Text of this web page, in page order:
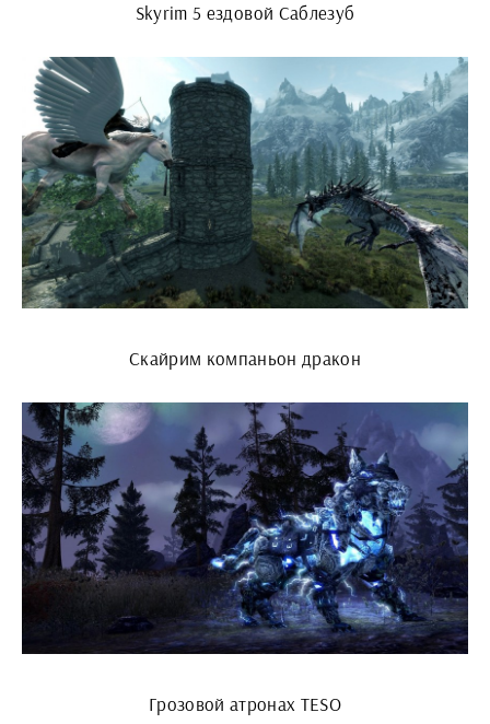
Skyrim 5 ездовой Саблезуб
Скайрим компаньон дракон
Грозовой атронах TESO